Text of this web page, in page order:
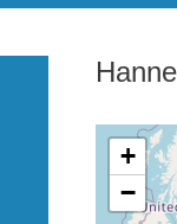
+
−